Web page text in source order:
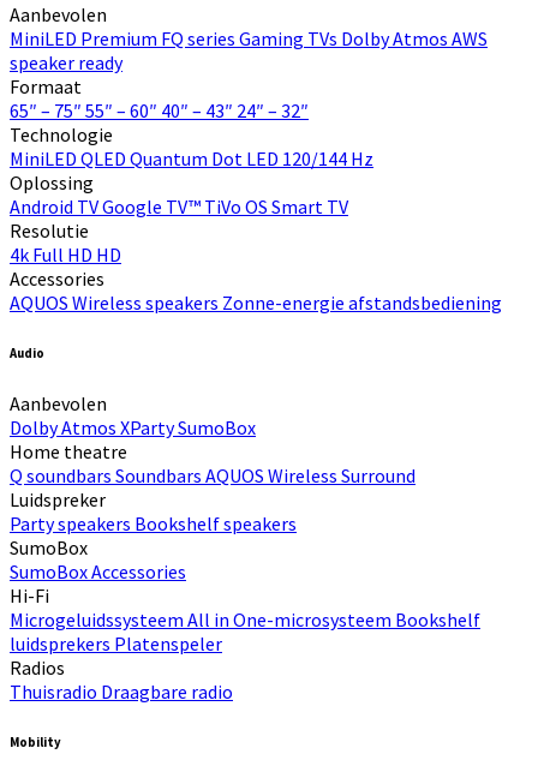
Aanbevolen
MiniLED Premium FQ series Gaming TVs Dolby Atmos AWS
speaker ready
Formaat
65″ – 75″ 55″ – 60″ 40″ – 43″ 24″ – 32″
Technologie
MiniLED QLED Quantum Dot LED 120/144 Hz
Oplossing
Android TVGoogle TV™ TiVo OS Smart TV
Resolutie
4k Full HD HD
Accessories
AQUOS Wireless speakers Zonne-energie afstandsbediening
Audio
Aanbevolen
Dolby Atmos XPartySumoBox
Home theatre
Q soundbars Soundbars AQUOS Wireless Surround
Luidspreker
Party speakers Bookshelf speakers
SumoBox
SumoBoxAccessories
Hi-Fi​
Microgeluidssysteem All in One-microsysteem Bookshelf
luidsprekers Platenspeler
Radios
Thuisradio Draagbare radio
Mobility